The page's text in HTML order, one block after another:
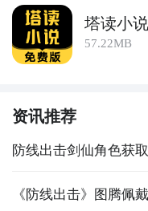
塔读小说
57.22MB
资讯推荐
防线出击剑仙角色获
《防线出击》图腾佩